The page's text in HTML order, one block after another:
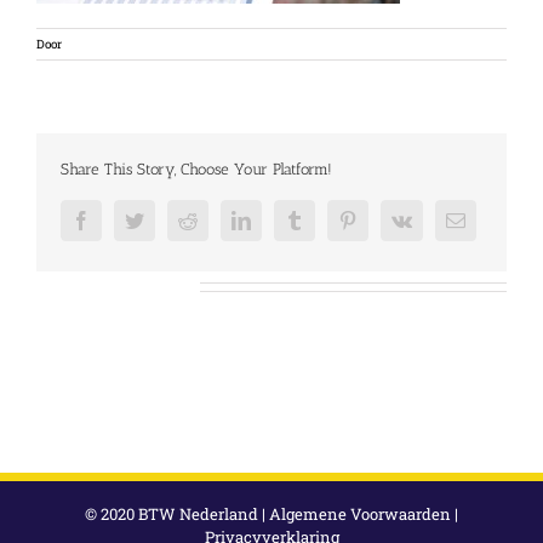
Door
Share This Story, Choose Your Platform!
FacebookTwitterRedditLinkedInTumblr PinterestVk
E-
© 2020 BTW Nederland | Algemene Voorwaarden |
Privacyverklaring